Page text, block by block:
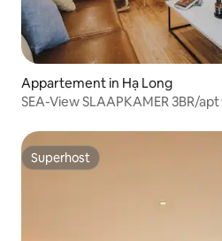
Appartement in Hạ Long
SEA-View SLAAPKAMER
Superhost
Superhost